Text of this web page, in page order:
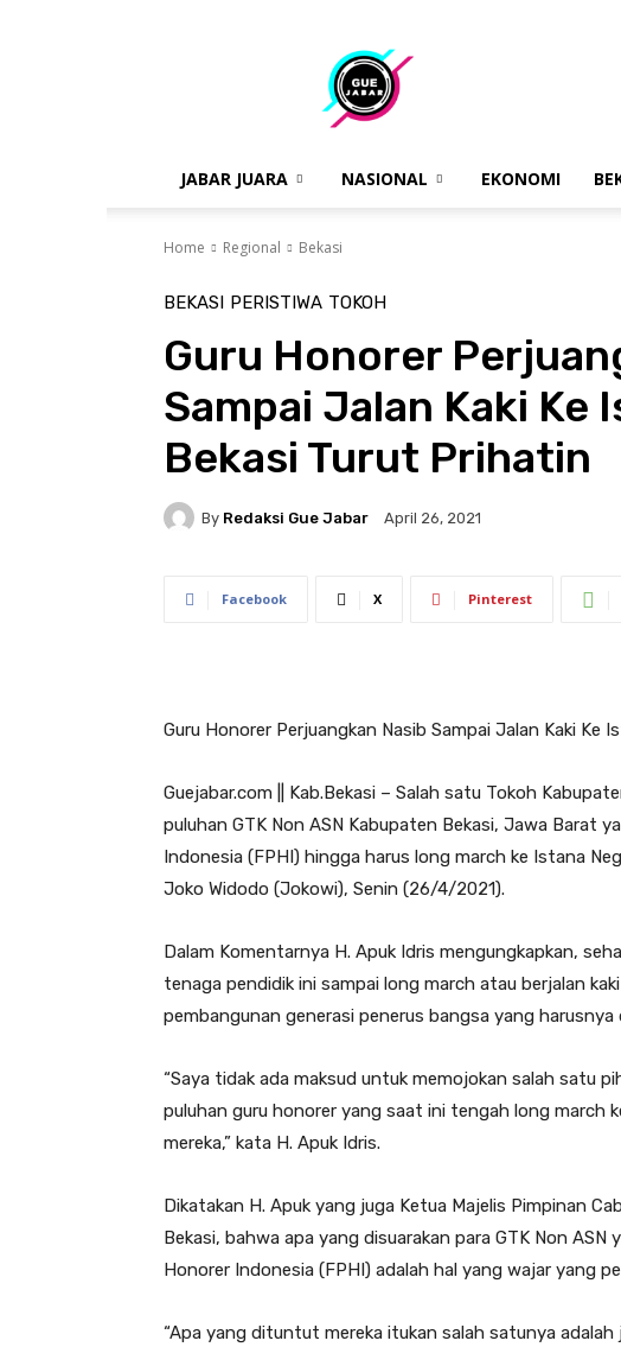
gue
jabar
JABAR JUARA NASIONAL EKONOMI
Home Regional Bekasi
BEKASI PERISTIWA TOKOH
Guru Honorer
Sampai Jalan Kaki Ke
Bekasi Turut Prihatin
By Redaksi Gue Jabar April 26, 2021
Facebook X Pinterest
Guru Honorer Perjuangkan Nasib Sampai Jalan Kaki Ke
Guejabar.com || Kab.Bekasi – Salah satu Tokoh
puluhan GTK Non ASN Kabupaten Bekasi, Jawa Barat
Indonesia (FPHI) hingga harus long march ke Istana
Joko Widodo (Jokowi), Senin (26/4/2021).
Dalam Komentarnya H. Apuk Idris mengungkapkan,
tenaga pendidik ini sampai long march atau berjalan
pembangunan generasi penerus bangsa yang harusnya
“Saya tidak ada maksud untuk memojokan salah satu
puluhan guru honorer yang saat ini tengah long march
mereka,” kata H. Apuk Idris.
Dikatakan H. Apuk yang juga Ketua Majelis Pimpinan
Bekasi, bahwa apa yang disuarakan para GTK Non
Honorer Indonesia (FPHI) adalah hal yang wajar yang
“Apa yang dituntut mereka itukan salah satunya